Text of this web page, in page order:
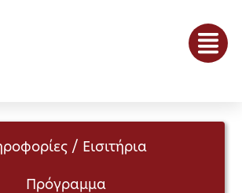
/ Εισιτήρια
Πρόγραμμα